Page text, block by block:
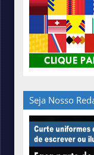
Seja Nosso